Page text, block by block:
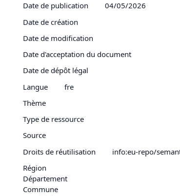
Date de publication
04/05/2026
Date de création
Date de modification
Date d'acceptation du document
Date de dépôt légal
Langue
fre
Thème
Type de ressource
Source
Droits de réutilisation
info:eu-repo/
Région
Département
Commune